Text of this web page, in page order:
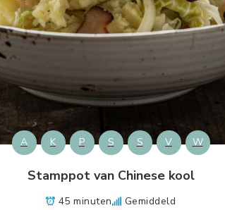
A K P S S V W
Stamppot van Chinese kool
45 minuten Gemiddeld